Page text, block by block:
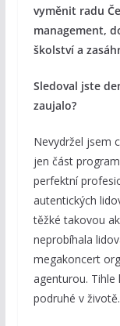
vyměnit radu
management,
školství a
Sledoval jste
zaujalo?
Nevydržel jsem
jen část
perfektní
autentických
těžké takovou
neprobíhala
megakoncert
agenturou. Tihle
podruhé v životě.